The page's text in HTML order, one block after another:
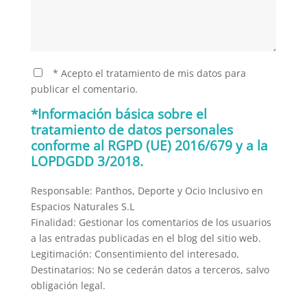
* Acepto el tratamiento de mis datos para
publicar el comentario.
*Información básica sobre el
tratamiento de datos personales
conforme al RGPD (UE) 2016/679 y a la
LOPDGDD 3/2018.
Responsable: Panthos, Deporte y Ocio Inclusivo en
Espacios Naturales S.L
Finalidad: Gestionar los comentarios de los usuarios
a las entradas publicadas en el blog del sitio web.
Legitimación: Consentimiento del interesado.
Destinatarios: No se cederán datos a terceros, salvo
obligación legal.